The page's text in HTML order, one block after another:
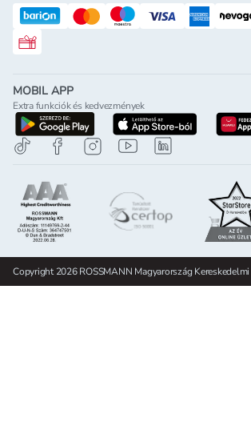
Rossmann ajándékkártya
MOBIL APP
Extra funkciók és kedvezmények
letöltés a google-play-röl
letöltés
Copyright 2026 ROSSMANN Magyarország